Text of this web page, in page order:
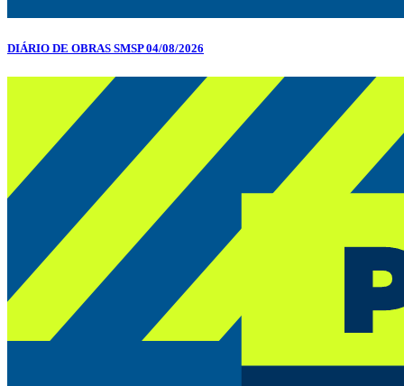
DIÁRIO DE OBRAS SMSP 04/08/2026